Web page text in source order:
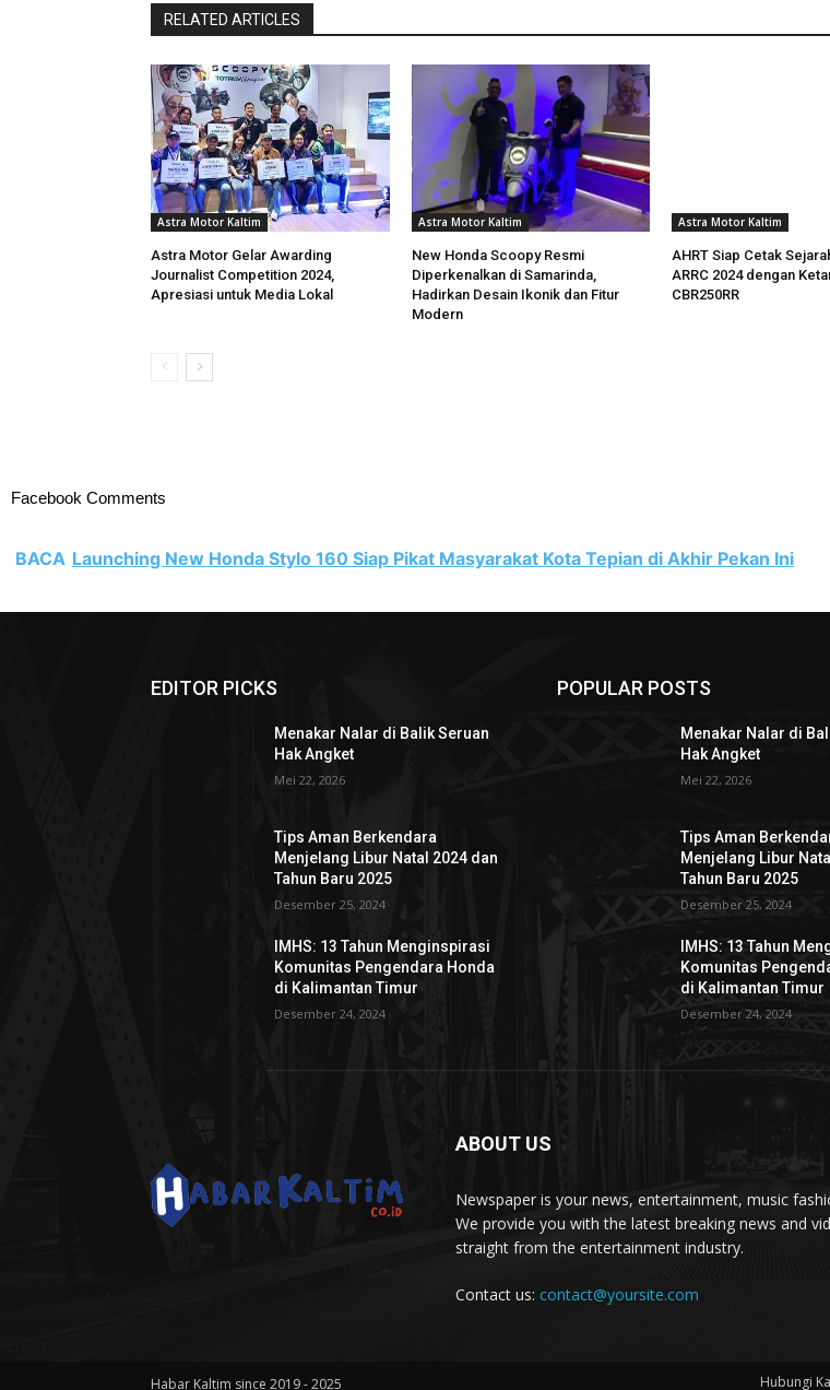
RELATED ARTICLES
Astra Motor Kaltim
Astra Motor Gelar Awarding
Journalist Competition 2024,
Apresiasi untuk Media Lokal
Astra Motor Kaltim
New Honda Scoopy Resmi
Diperkenalkan di Samarinda,
Hadirkan Desain Ikonik dan Fitur
Modern
Astra Motor Kaltim
AHRT Siap Cetak
ARRC 2024 dengan
CBR250RR
Facebook Comments
BACA Launching New Honda Stylo 160 Siap Pikat Masyarakat Kota Tepian di Akhir Pekan Ini
EDITOR PICKS
Menakar Nalar di Balik Seruan
Hak Angket
Mei 22, 2026
Tips Aman Berkendara
Menjelang Libur Natal 2024 dan
Tahun Baru 2025
Desember 25, 2024
IMHS: 13 Tahun Menginspirasi
Komunitas Pengendara Honda
di Kalimantan Timur
Desember 24, 2024
POPULAR POSTS
Menakar Nalar di
Hak Angket
Mei 22, 2026
Tips Aman
Menjelang Libur
Tahun Baru 2025
Desember 25, 2024
IMHS: 13 Tahun
Komunitas
di Kalimantan Timur
Desember 24, 2024
ABOUT US
Newspaper is your news, entertainment, music
We provide you with the latest breaking news and
straight from the entertainment industry.
Contact us: contact@yoursite.com
Habar Kaltim since 2019 - 2025 Hubungi